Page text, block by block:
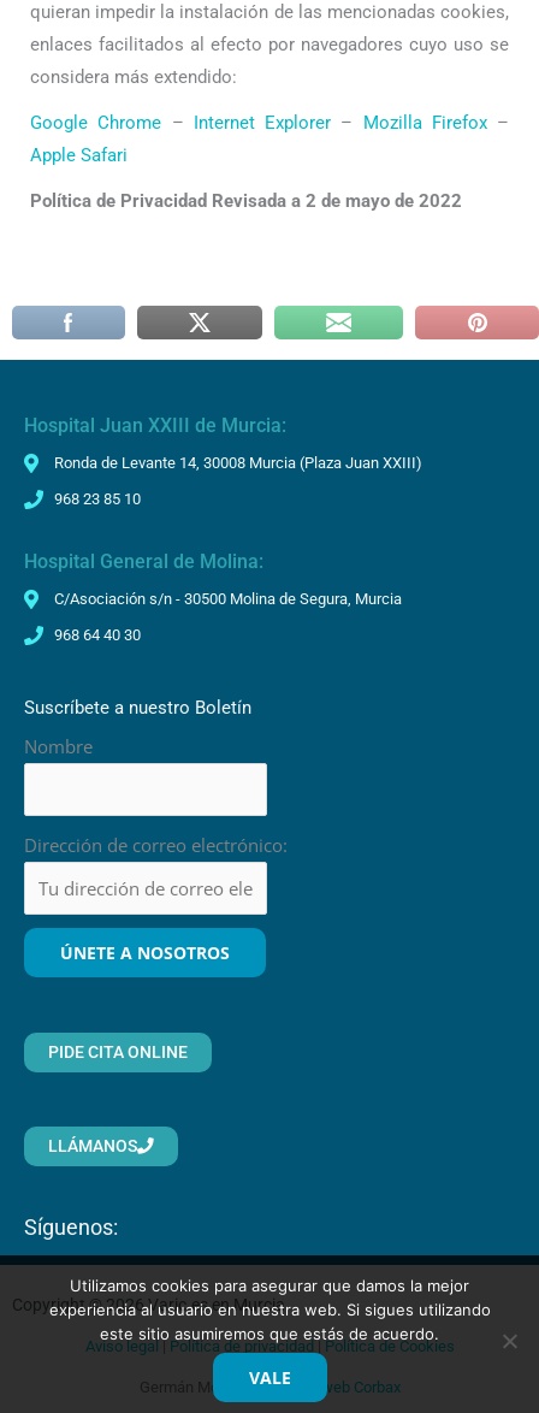
quieran impedir la instalación de las mencionadas cookies,
enlaces facilitados al efecto por navegadores cuyo uso se
considera más extendido:
Google Chrome – Internet Explorer – Mozilla Firefox–
Apple Safari
Política de Privacidad Revisada a 2 de mayo de 2022
Hospital Juan XXIII de Murcia:
Ronda de Levante 14, 30008 Murcia (Plaza Juan XXIII)
968 23 85 10
Hospital General de Molina:
C/Asociación s/n - 30500 Molina de Segura, Murcia
968 64 40 30
Suscríbete a nuestro Boletín
Nombre
Dirección de correo electrónico:
PIDE CITA ONLINE
LLÁMANOS
Síguenos:
Copyright © 2026 Varic.es en Murcia
Aviso legal | Política de privacidad Política de Cookies
Germán Morales &Diseño web Corbax
Utilizamos cookies para asegurar que damos la mejor
experiencia al usuario en nuestra web. Si sigues utilizando
este sitio asumiremos que estás de acuerdo.
VALE